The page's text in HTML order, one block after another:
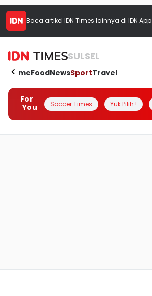
Baca artikel IDN Times lainnya di IDN App
SULSEL
HomeFoodNewsSportTravel
For
You
Soccer Times Yuk Pilih !